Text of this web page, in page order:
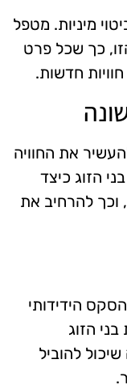
מיניות. מטפל
כך שכל פרט
חדשות.
את החוויה
הזוג כיצד
וכך להרחיב את
הידידותי
הזוג
להוביל